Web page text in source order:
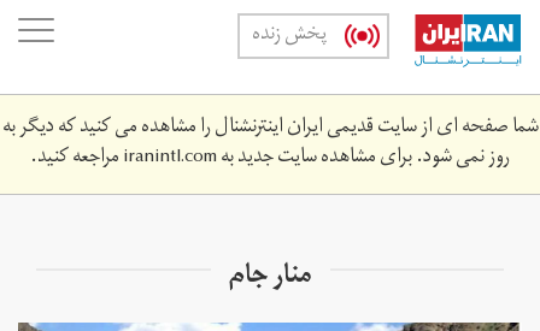
Skip
main
content
پخش زنده
شما صفحه ای از سایت قدیمی ایران اینترنشنال را مشاهده می کنید که دیگر به
روز نمی شود. برای مشاهده سایت جدید بهiranintl.comمراجعه کنید.
منار جام